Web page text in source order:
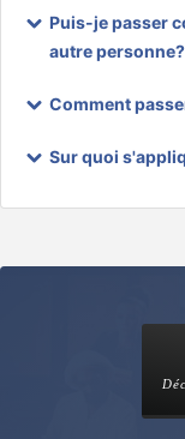
Puis-je passer
autre personne?
Comment
Sur quoi